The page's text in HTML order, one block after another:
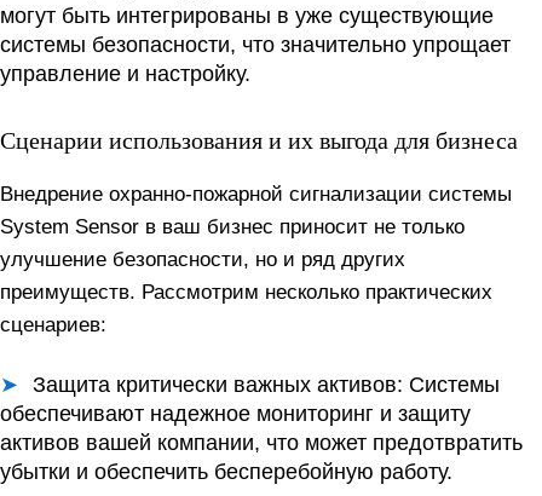
могут быть интегрированы в уже существующие
системы безопасности, что значительно упрощает
управление и настройку.
Сценарии использования и их выгода для бизнеса
Внедрение охранно-пожарной сигнализации системы
System Sensor в ваш бизнес приносит не только
улучшение безопасности, но и ряд других
преимуществ. Рассмотрим несколько практических
сценариев:
Защита критически важных активов: Системы
обеспечивают надежное мониторинг и защиту
активов вашей компании, что может предотвратить
убытки и обеспечить бесперебойную работу.